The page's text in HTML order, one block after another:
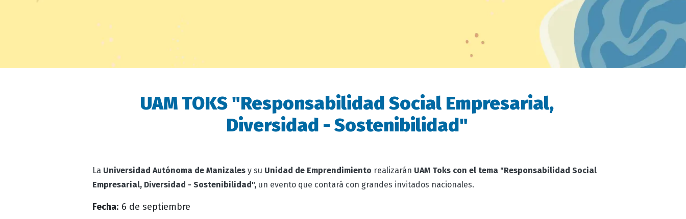
UAM TOKS "Responsabilidad Social Empresarial,
Diversidad - Sostenibilidad"
La Universidad Autónoma de Manizales y su Unidad de Emprendimiento realizarán UAM Toks con el tema "Responsabilidad Social
Empresarial, Diversidad - Sostenibilidad", un evento que contará con grandes invitados nacionales.
Fecha: 6 de septiembre